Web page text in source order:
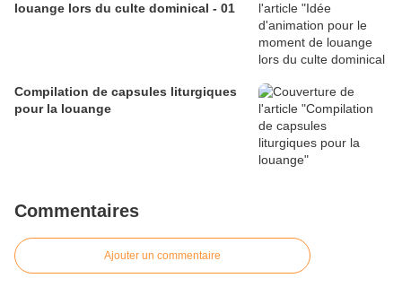
louange lors du culte dominical - 01
Compilation de capsules liturgiques
pour la louange
Commentaires
Ajouter un commentaire